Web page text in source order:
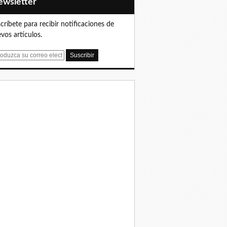
para recibir notificaciones de
artículos.